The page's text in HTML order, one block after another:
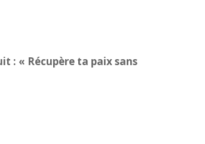
: « Récupère ta paix sans